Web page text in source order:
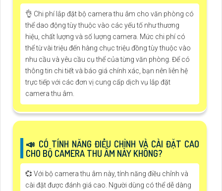
👌 Chi phí lắp đặt bộ camera thu âm cho văn phòng có
thể dao động tùy thuộc vào các yếu tố như thương
hiệu, chất lượng và số lượng camera. Mức chi phí có
thể từ vài triệu đến hàng chục triệu đồng tùy thuộc vào
nhu cầu và yêu cầu cụ thể của từng văn phòng. Để có
thông tin chi tiết và báo giá chính xác, bạn nên liên hệ
trực tiếp với các đơn vị cung cấp dịch vụ lắp đặt
camera thu âm.
📣 CÓ TÍNH NĂNG ĐIỀU CHỈNH VÀ CÀI ĐẶT CAO
CHO BỘ CAMERA THU ÂM NÀY KHÔNG?
💞 Với bộ camera thu âm này, tính năng điều chỉnh và
cài đặt được đánh giá cao. Người dùng có thể dễ dàng